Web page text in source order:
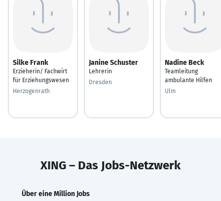
Silke Frank
Erzieherin/ Fachwirt
für Erziehungswesen
Herzogenrath
Janine Schuster
Lehrerin
Dresden
Nadine Beck
Teamleitung
ambulante Hilfen
Ulm
XING – Das Jobs-Netzwerk
Über eine Million Jobs